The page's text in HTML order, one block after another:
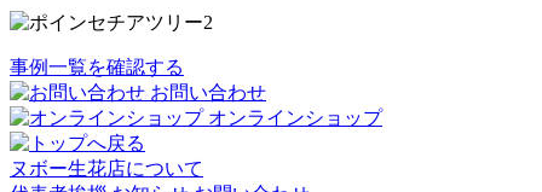
事例一覧を確認する
お問い合わせ
オンラインショップ
ヌボー生花店について